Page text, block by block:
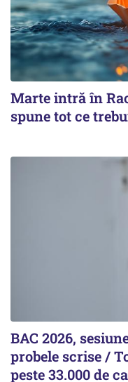
Marte intră în
spune tot ce
BAC 2026,
probele scrise /
peste 33.000 de